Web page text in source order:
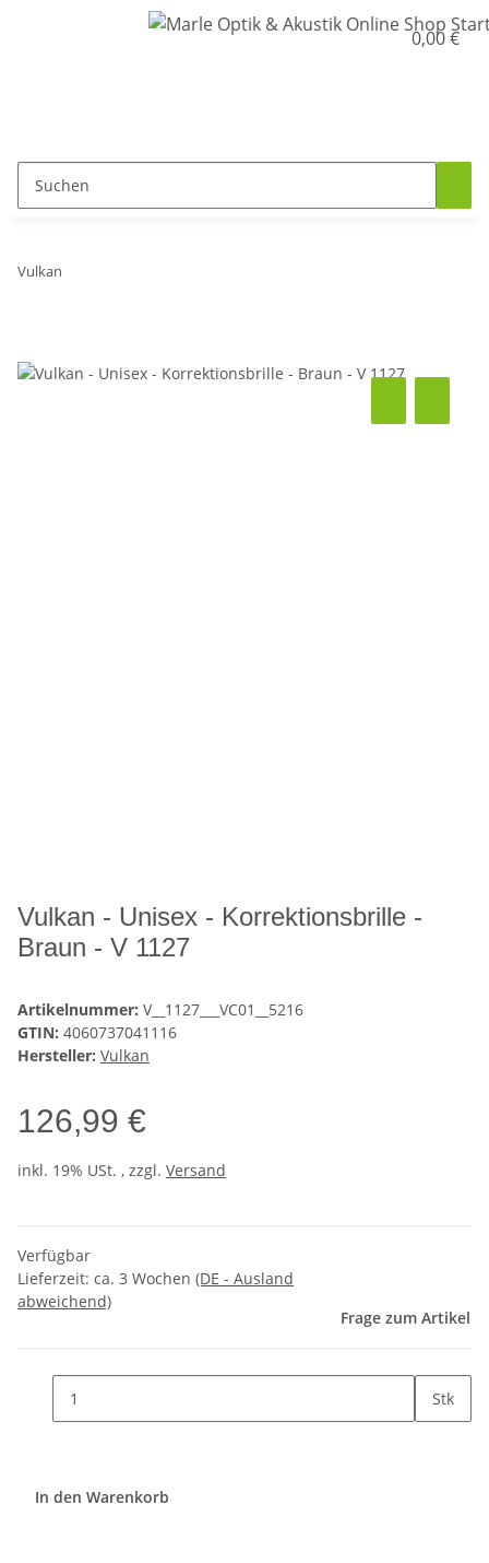
0,00 €
Vulkan
Vulkan - Unisex - Korrektionsbrille -
Braun - V 1127
Artikelnummer: V__1127___VC01__5216
GTIN: 4060737041116
Hersteller: Vulkan
126,99 €
inkl. 19% USt. , zzgl. Versand
Verfügbar
Lieferzeit: ca. 3 Wochen (DE - Ausland
abweichend)
Frage zum Artikel
Stk
In den Warenkorb